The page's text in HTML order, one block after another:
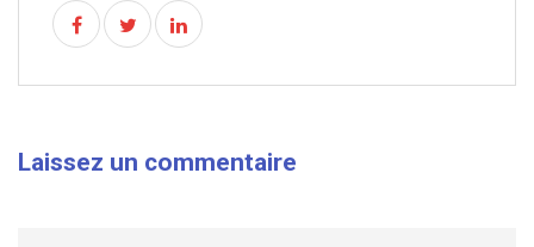
Laissez un commentaire